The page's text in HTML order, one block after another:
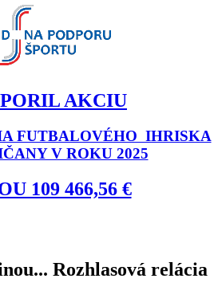
AKCIU
FUTBALOVÉHO IHRISKA
V ROKU 2025
109 466,56 €
Rozhlasová relácia